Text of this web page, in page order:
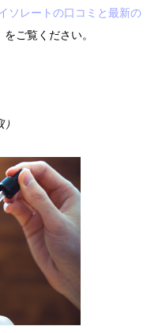
ソレートの口コミと最新の
をご覧ください。